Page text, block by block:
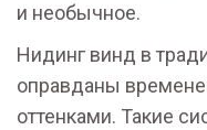
и необычное.
Нидинг винд в
оправданы
оттенками. Такие